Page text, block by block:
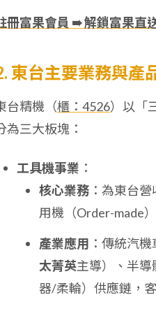
冊富果會員 ➠ 解鎖富果直
東台主要業務與產
台精機（櫃：4526）以「
為三大板塊：
工具機事業 ：
核心業務 ：為東台
用機（Order-made
產業應用 ：傳統汽
太菁英主導）、半
器/柔輪）供應鏈，